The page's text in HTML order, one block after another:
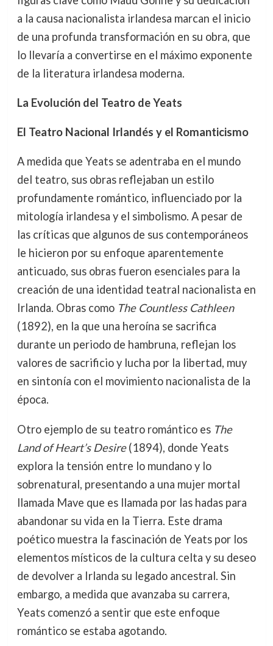
a la causa nacionalista irlandesa marcan el inicio
de una profunda transformación en su obra, que
lo llevaría a convertirse en el máximo exponente
de la literatura irlandesa moderna.
La Evolución del Teatro de Yeats
El Teatro Nacional Irlandés y el Romanticismo
A medida que Yeats se adentraba en el mundo
del teatro, sus obras reflejaban un estilo
profundamente romántico, influenciado por la
mitología irlandesa y el simbolismo. A pesar de
las críticas que algunos de sus contemporáneos
le hicieron por su enfoque aparentemente
anticuado, sus obras fueron esenciales para la
creación de una identidad teatral nacionalista en
Irlanda. Obras como The Countless Cathleen
(1892), en la que una heroína se sacrifica
durante un periodo de hambruna, reflejan los
valores de sacrificio y lucha por la libertad, muy
en sintonía con el movimiento nacionalista de la
época.
Otro ejemplo de su teatro romántico es The
Land of Heart’s Desire(1894), donde Yeats
explora la tensión entre lo mundano y lo
sobrenatural, presentando a una mujer mortal
llamada Mave que es llamada por las hadas para
abandonar su vida en la Tierra. Este drama
poético muestra la fascinación de Yeats por los
elementos místicos de la cultura celta y su deseo
de devolver a Irlanda su legado ancestral. Sin
embargo, a medida que avanzaba su carrera,
Yeats comenzó a sentir que este enfoque
romántico se estaba agotando.